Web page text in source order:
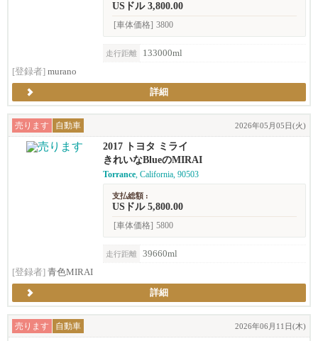
USドル 3,800.00
[車体価格] 3800
走行距離
133000ml
[登録者] murano
詳細
売ります 自動車 2026年05月05日(火)
2017 トヨタ ミライ
きれいなBlueのMIRAI
Torrance, California, 90503
支払総額 :
USドル 5,800.00
[車体価格] 5800
走行距離
39660ml
[登録者] 青色MIRAI
詳細
売ります 自動車 2026年06月11日(木)